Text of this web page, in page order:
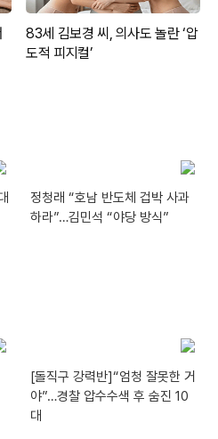
정청래 “호남 반도체 겁박 사과
하라”…김민석 “야당 방식”
[돌직구 강력반]“엄청 잘못한 거
야”…경찰 압수수색 후 숨진 10
대